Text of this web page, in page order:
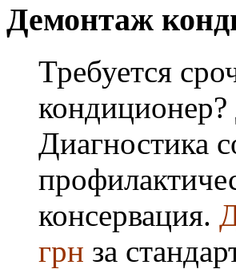
Демонтаж
Требуется
Диагностика
консервация.
грн за